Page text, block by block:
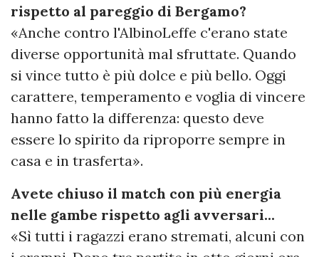
rispetto al pareggio di Bergamo?
«Anche contro l'AlbinoLeffe c'erano state
diverse opportunità mal sfruttate. Quando
si vince tutto è più dolce e più bello. Oggi
carattere, temperamento e voglia di vincere
hanno fatto la differenza: questo deve
essere lo spirito da riproporre sempre in
casa e in trasferta».
Avete chiuso il match con più energia
nelle gambe rispetto agli avversari...
«Sì tutti i ragazzi erano stremati, alcuni con